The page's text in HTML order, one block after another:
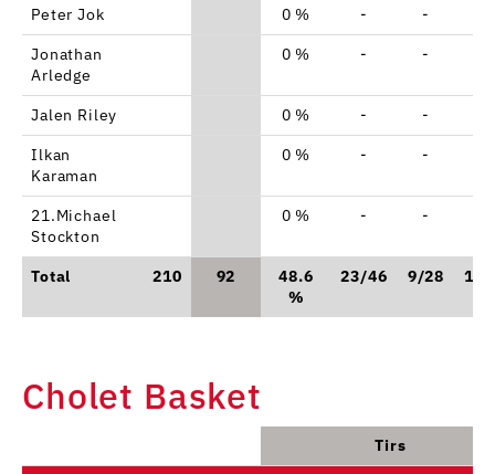
Peter Jok 0 % - -
Jonathan
Arledge
0 % - -
Jalen Riley 0 % - -
Ilkan
Karaman
0 % - -
21.Michael
Stockton
0 % - -
Total 210 92
48.6
%
23/46 9/28 19/
Cholet Basket
Tirs